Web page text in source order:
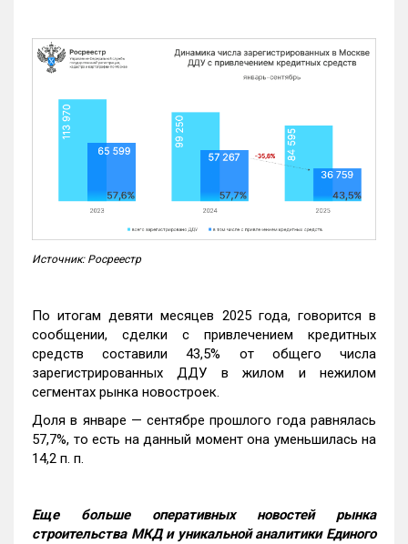
Источник: Росреестр
По итогам девяти месяцев 2025 года, говорится в
сообщении, сделки с привлечением кредитных
средств составили 43,5% от общего числа
зарегистрированных ДДУ в жилом и нежилом
сегментах рынка новостроек.
Доля в январе — сентябре прошлого года равнялась
57,7%, то есть на данный момент она уменьшилась на
14,2 п. п.
Еще больше оперативных новостей рынка
строительства МКД и уникальной аналитики Единого